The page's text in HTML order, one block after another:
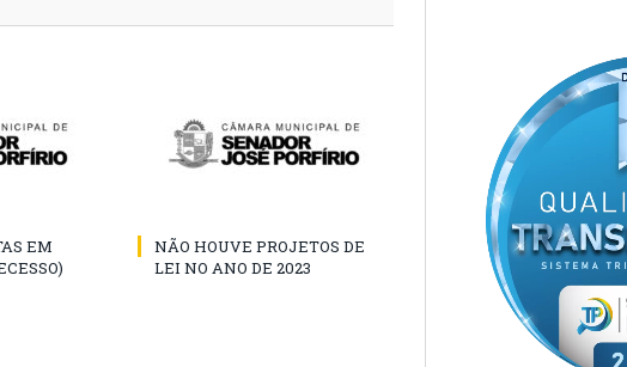
EM
NÃO HOUVE PROJETOS DE
LEI NO ANO DE 2023